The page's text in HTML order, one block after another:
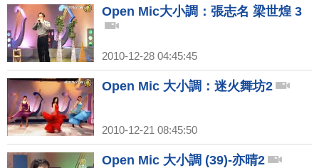
Open Mic大小調：張志名 梁世煌 3
2010-12-28 04:45:45
Open Mic 大小調：迷火舞坊2
2010-12-21 08:45:50
Open Mic 大小調 (39)-亦晴2